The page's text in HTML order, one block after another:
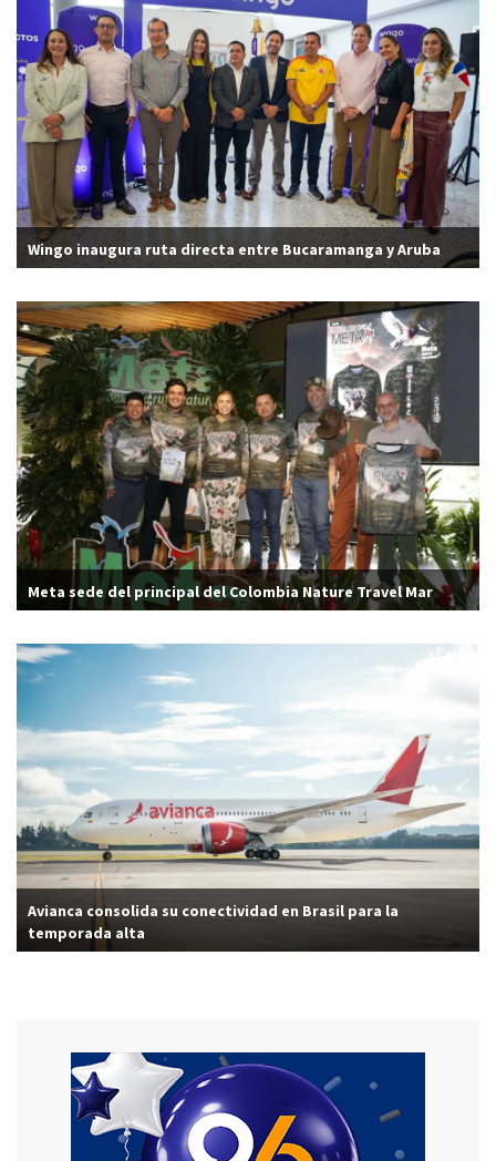
Wingo inaugura ruta directa entre Bucaramanga y Aruba
Meta sede del principal del Colombia Nature Travel Mar
Avianca consolida su conectividad en Brasil para la
temporada alta